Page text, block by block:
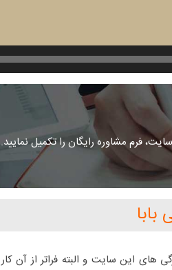
فرم مشاوره رایگان را تکمیل نمایید.
های این سایت و البته فراتر از آن کار